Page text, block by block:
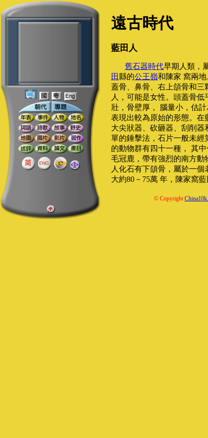
遠古時代
藍田人
舊石器時代早期人類，
田縣的公王嶺和陳家 窩兩
蓋骨、鼻骨、右上頜骨和三
人，可能是女性。頭蓋骨
壯，骨壁厚， 腦量小，估計
表現出較為原始的形態。在
大尖狀器、砍砸器、刮削
單的錘擊法，石片一般未經
的動物群有四十一種， 其
毛冠鹿，帶有強烈的南方動
人化石有下頜骨，屬於一
大約80－75萬 年，陳家窩藍
© Copyright